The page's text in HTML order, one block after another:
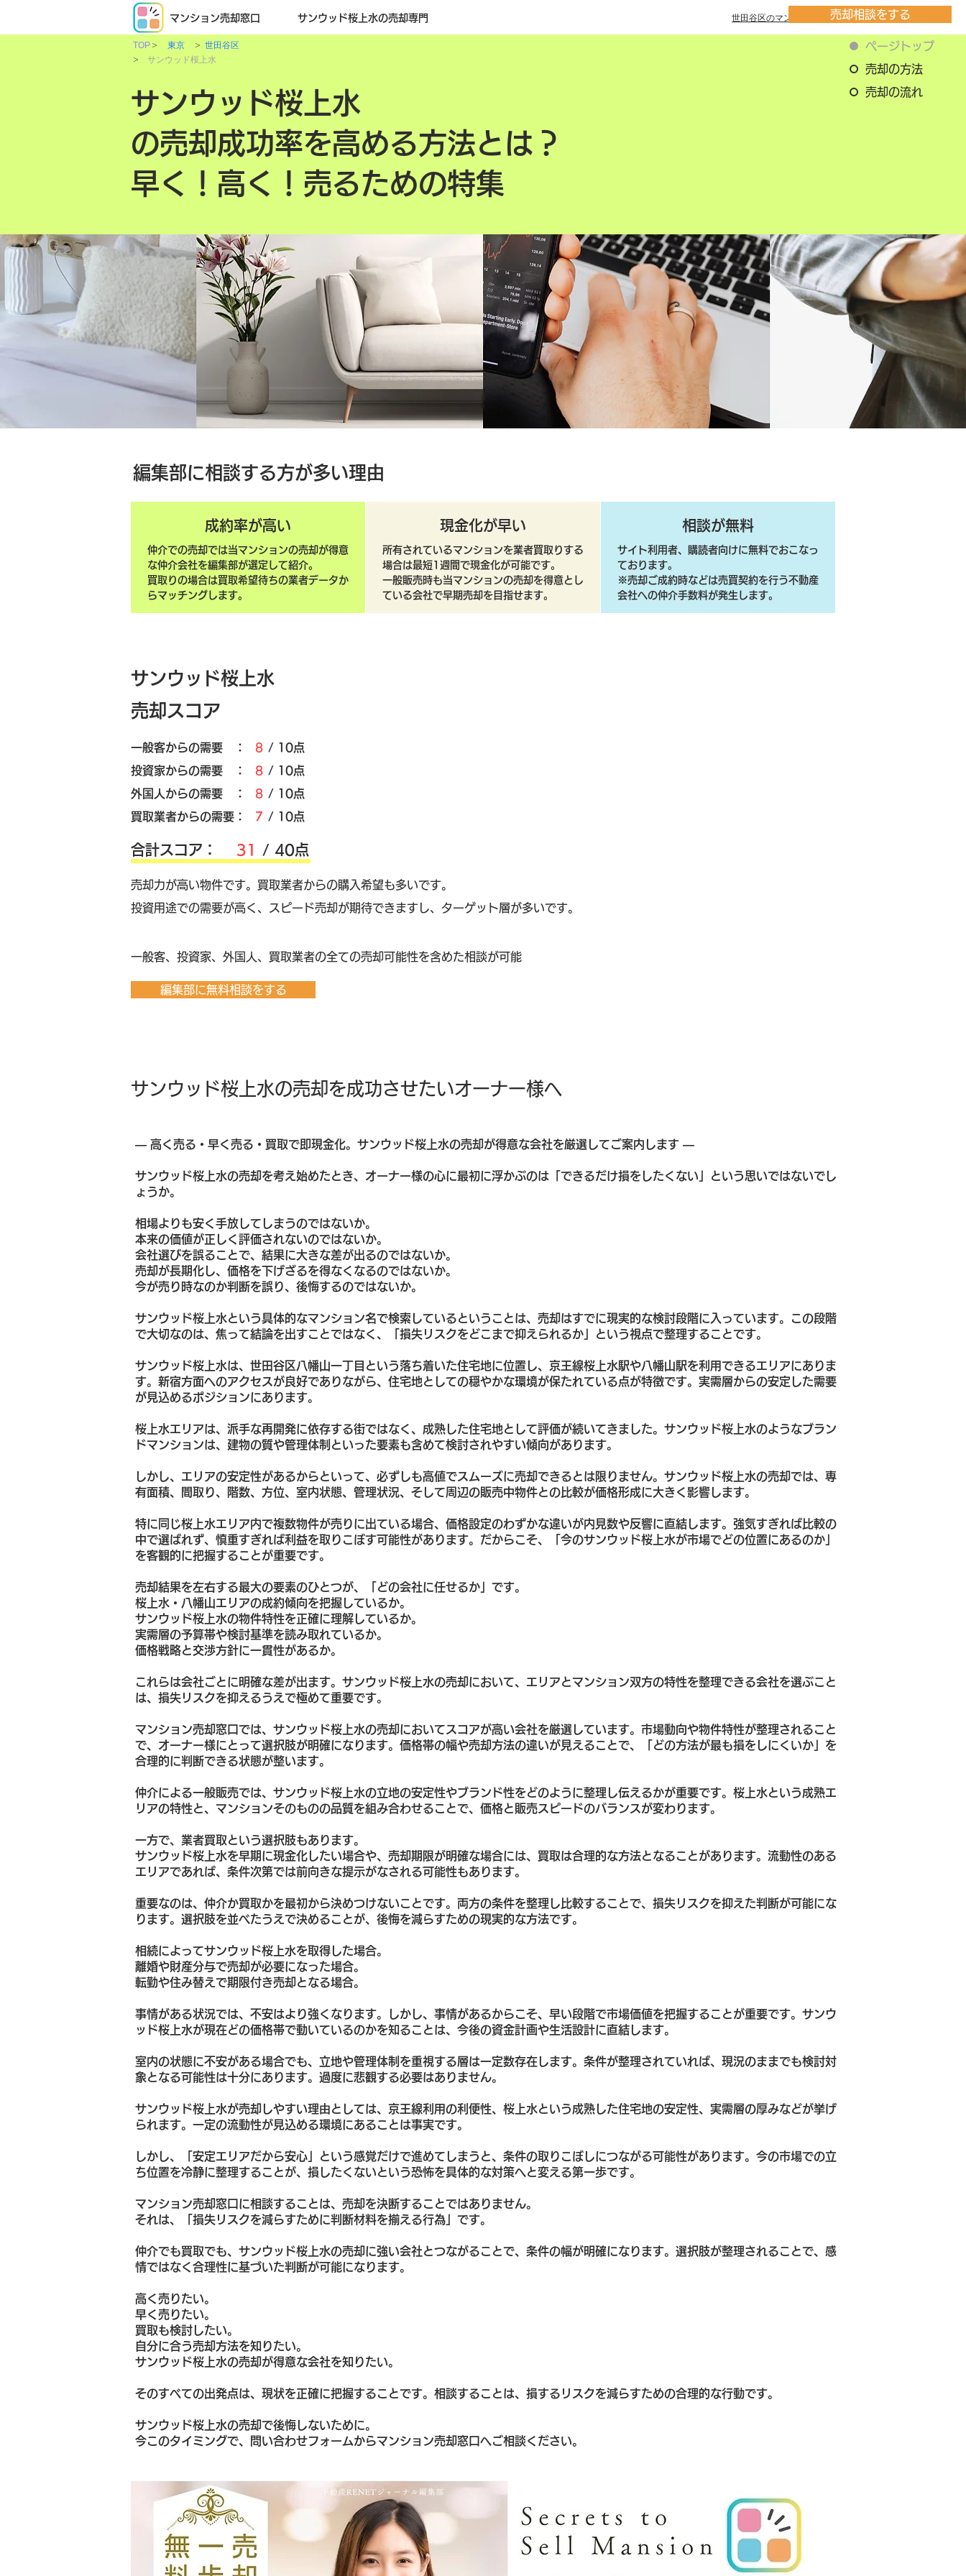
売却相談をする
ページトップ
売却の方法
売却の流れ
マンション売却窓口 サンウッド桜上水の売却専門 世田谷区のマンション一覧
TOP > 東京 > 世田谷区
> サンウッド桜上水
サンウッド桜上水
の売却成功率を高める方法とは？
早く！高く！売るための特集
編集部に相談する方が多い理由
成約率が高い
仲介での売却では当マンションの売却が得意
な仲介会社を編集部が選定して紹介。
買取りの場合は買取希望待ちの業者データか
らマッチングします。
現金化が早い
所有されているマンションを業者買取りする
場合は最短1週間で現金化が可能です。
一般販売時も当マンションの売却を得意とし
ている会社で早期売却を目指せます。
相談が無料
サイト利用者、購読者向けに無料でおこなっ
ております。
​※売却ご成約時などは売買契約を行う不動産
会社への仲介手数料が発生します。
サンウッド桜上水
売却スコア
​一般客からの需要 ： 8 / 10点
​投資家からの需要 ：
8 / 10点
外国人からの需要 ：
8 / 10点
買取業者からの需要：
7 / 10点
​合計スコア： 31 / 40点
売却力が高い物件です。買取業者からの購入希望も多いです。
投資用途での需要が高く、スピード売却が期待できますし、ターゲット層が多いです。
​一般客、投資家、外国人、買取業者の全ての売却可能性を含めた相談が可能
編集部に無料相談をする
サンウッド桜上水の売却を成功させたいオーナー様へ
― 高く売る・早く売る・買取で即現金化。サンウッド桜上水の売却が得意な会社を厳選してご案内します ―
サンウッド桜上水の売却を考え始めたとき、オーナー様の心に最初に浮かぶのは「できるだけ損をしたくない」という思いではないでし
ょうか。
相場よりも安く手放してしまうのではないか。
本来の価値が正しく評価されないのではないか。
会社選びを誤ることで、結果に大きな差が出るのではないか。
売却が長期化し、価格を下げざるを得なくなるのではないか。
今が売り時なのか判断を誤り、後悔するのではないか。
サンウッド桜上水という具体的なマンション名で検索しているということは、売却はすでに現実的な検討段階に入っています。この段階
で大切なのは、焦って結論を出すことではなく、「損失リスクをどこまで抑えられるか」という視点で整理することです。
サンウッド桜上水は、世田谷区八幡山一丁目という落ち着いた住宅地に位置し、京王線桜上水駅や八幡山駅を利用できるエリアにありま
す。新宿方面へのアクセスが良好でありながら、住宅地としての穏やかな環境が保たれている点が特徴です。実需層からの安定した需要
が見込めるポジションにあります。
桜上水エリアは、派手な再開発に依存する街ではなく、成熟した住宅地として評価が続いてきました。サンウッド桜上水のようなブラン
ドマンションは、建物の質や管理体制といった要素も含めて検討されやすい傾向があります。
しかし、エリアの安定性があるからといって、必ずしも高値でスムーズに売却できるとは限りません。サンウッド桜上水の売却では、専
有面積、間取り、階数、方位、室内状態、管理状況、そして周辺の販売中物件との比較が価格形成に大きく影響します。
特に同じ桜上水エリア内で複数物件が売りに出ている場合、価格設定のわずかな違いが内見数や反響に直結します。強気すぎれば比較の
中で選ばれず、慎重すぎれば利益を取りこぼす可能性があります。だからこそ、「今のサンウッド桜上水が市場でどの位置にあるのか」
を客観的に把握することが重要です。
売却結果を左右する最大の要素のひとつが、「どの会社に任せるか」です。
桜上水・八幡山エリアの成約傾向を把握しているか。
サンウッド桜上水の物件特性を正確に理解しているか。
実需層の予算帯や検討基準を読み取れているか。
価格戦略と交渉方針に一貫性があるか。
これらは会社ごとに明確な差が出ます。サンウッド桜上水の売却において、エリアとマンション双方の特性を整理できる会社を選ぶこと
は、損失リスクを抑えるうえで極めて重要です。
マンション売却窓口では、サンウッド桜上水の売却においてスコアが高い会社を厳選しています。市場動向や物件特性が整理されること
で、オーナー様にとって選択肢が明確になります。価格帯の幅や売却方法の違いが見えることで、「どの方法が最も損をしにくいか」を
合理的に判断できる状態が整います。
仲介による一般販売では、サンウッド桜上水の立地の安定性やブランド性をどのように整理し伝えるかが重要です。桜上水という成熟エ
リアの特性と、マンションそのものの品質を組み合わせることで、価格と販売スピードのバランスが変わります。
一方で、業者買取という選択肢もあります。
サンウッド桜上水を早期に現金化したい場合や、売却期限が明確な場合には、買取は合理的な方法となることがあります。流動性のある
エリアであれば、条件次第では前向きな提示がなされる可能性もあります。
重要なのは、仲介か買取かを最初から決めつけないことです。両方の条件を整理し比較することで、損失リスクを抑えた判断が可能にな
ります。選択肢を並べたうえで決めることが、後悔を減らすための現実的な方法です。
相続によってサンウッド桜上水を取得した場合。
離婚や財産分与で売却が必要になった場合。
転勤や住み替えで期限付き売却となる場合。
事情がある状況では、不安はより強くなります。しかし、事情があるからこそ、早い段階で市場価値を把握することが重要です。サンウ
ッド桜上水が現在どの価格帯で動いているのかを知ることは、今後の資金計画や生活設計に直結します。
室内の状態に不安がある場合でも、立地や管理体制を重視する層は一定数存在します。条件が整理されていれば、現況のままでも検討対
象となる可能性は十分にあります。過度に悲観する必要はありません。
サンウッド桜上水が売却しやすい理由としては、京王線利用の利便性、桜上水という成熟した住宅地の安定性、実需層の厚みなどが挙げ
られます。一定の流動性が見込める環境にあることは事実です。
しかし、「安定エリアだから安心」という感覚だけで進めてしまうと、条件の取りこぼしにつながる可能性があります。今の市場での立
ち位置を冷静に整理することが、損したくないという恐怖を具体的な対策へと変える第一歩です。
マンション売却窓口に相談することは、売却を決断することではありません。
それは、「損失リスクを減らすために判断材料を揃える行為」です。
仲介でも買取でも、サンウッド桜上水の売却に強い会社とつながることで、条件の幅が明確になります。選択肢が整理されることで、感
情ではなく合理性に基づいた判断が可能になります。
高く売りたい。
早く売りたい。
買取も検討したい。
自分に合う売却方法を知りたい。
サンウッド桜上水の売却が得意な会社を知りたい。
そのすべての出発点は、現状を正確に把握することです。相談することは、損するリスクを減らすための合理的な行動です。
サンウッド桜上水の売却で後悔しないために。
今このタイミングで、問い合わせフォームからマンション売却窓口へご相談ください。